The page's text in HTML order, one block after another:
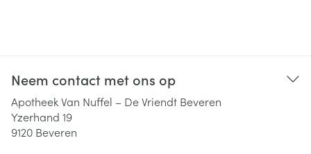
Neem contact met ons op
Apotheek Van Nuffel – De Vriendt Beveren
Yzerhand 19
9120 Beveren